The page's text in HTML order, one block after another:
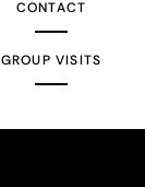
CONTACT
GROUP VISITS